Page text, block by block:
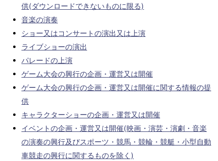
供(ダウンロードできないものに限る)
音楽の演奏
ショー又はコンサートの演出又は上演
ライブショーの演出
パレードの上演
ゲーム大会の興行の企画・運営又は開催
ゲーム大会の興行の企画・運営又は開催に関する情報の提
供
キャラクターショーの企画・運営又は開催
イベントの企画・運営又は開催(映画・演芸・演劇・音楽
の演奏の興行及びスポーツ・競馬・競輪・競艇・小型自動
車競走の興行に関するものを除く)